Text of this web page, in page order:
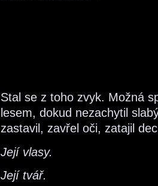
Stal se z toho zvyk. Možná
lesem, dokud nezachytil
zastavil, zavřel oči, zatajil
Její vlasy.
Její tvář.